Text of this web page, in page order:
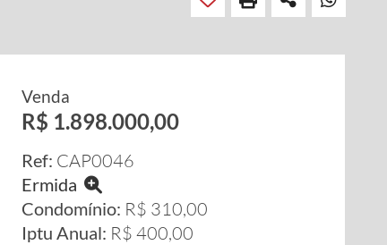
Venda
R$ 1.898.000,00
Ref: CAP0046
Ermida
Condomínio: R$ 310,00
Iptu Anual: R$ 400,00